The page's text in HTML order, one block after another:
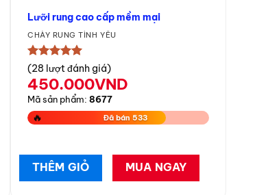
Lưỡi rung cao cấp mềm mại
CHÀY RUNG TÌNH YÊU
★★★★★
(28 lượt đánh giá)
450.000VND
Mã sản phẩm: 8677
🔥 Đã bán 533
THÊM GIỎ MUA NGAY